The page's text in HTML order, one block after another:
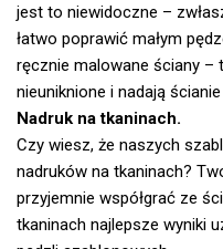
jest to niewidoczne –
łatwo poprawić małym
ręcznie malowane ściany –
nieuniknione i nadają
Nadruk na tkaninach.
Czy wiesz, że naszych
nadruków na tkaninach?
przyjemnie współgrać ze
tkaninach najlepsze wyniki